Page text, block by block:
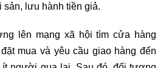
lưu hành tiền giả.
lên mạng xã hội tìm cửa hàng
mua và yêu cầu giao hàng đến